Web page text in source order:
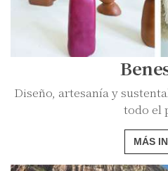
Diseño, artesanía y
todo el
MÁS